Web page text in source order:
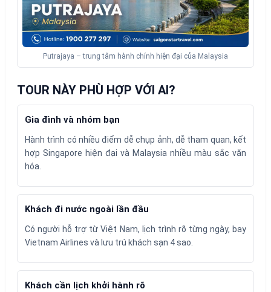
Putrajaya – trung tâm hành chính hiện đại của Malaysia
TOUR NÀY PHÙ HỢP VỚI AI?
Gia đình và nhóm bạn
Hành trình có nhiều điểm dễ chụp ảnh, dễ tham quan, kết
hợp Singapore hiện đại và Malaysia nhiều màu sắc văn
hóa.
Khách đi nước ngoài lần đầu
Có người hỗ trợ từ Việt Nam, lịch trình rõ từng ngày, bay
Vietnam Airlines và lưu trú khách sạn 4 sao.
Khách cần lịch khởi hành rõ